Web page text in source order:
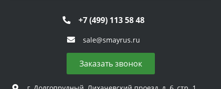
+7 (499) 113 58 48
sale@smayrus.ru
Заказать звонок